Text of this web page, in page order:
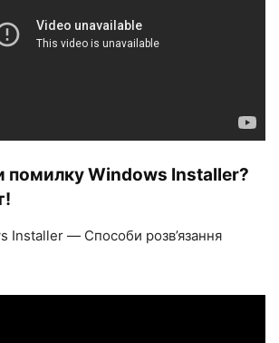
помилку Windows Installer?
Installer — Способи розв’язання